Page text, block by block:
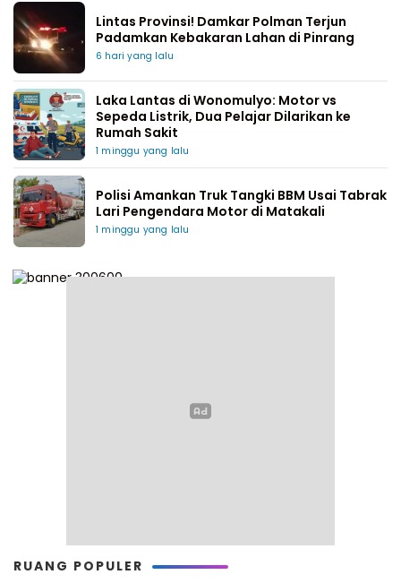
Lintas Provinsi! Damkar Polman Terjun
Padamkan Kebakaran Lahan di Pinrang
6 hari yang lalu
Laka Lantas di Wonomulyo: Motor vs
Sepeda Listrik, Dua Pelajar Dilarikan ke
Rumah Sakit
1 minggu yang lalu
Polisi Amankan Truk Tangki BBM Usai Tabrak
Lari Pengendara Motor di Matakali
1 minggu yang lalu
RUANG POPULER